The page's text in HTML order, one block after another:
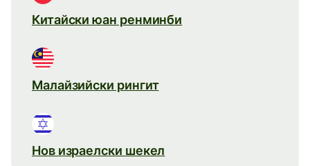
Китайски юан ренминби
Малайзийски рингит
Нов израелски шекел